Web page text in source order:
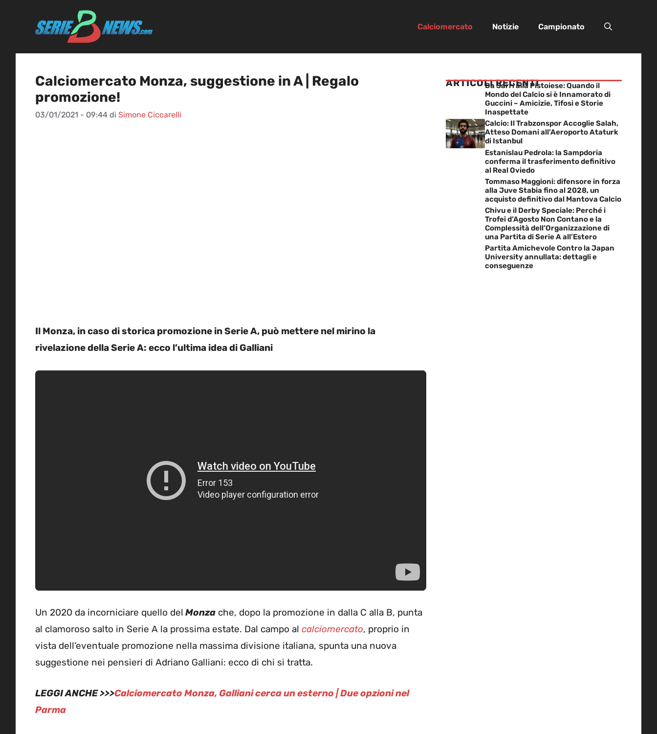
Calciomercato Notizie Campionato
Calciomercato Monza, suggestione in A | Regalo
promozione!
03/01/2021 - 09:44 di Simone Ciccarelli
Il Monza, in caso di storica promozione in Serie A, può mettere nel mirino la
rivelazione della Serie A: ecco l’ultima idea di Galliani
Un 2020 da incorniciare quello del Monza che, dopo la promozione in dalla C alla B, punta
al clamoroso salto in Serie A la prossima estate. Dal campo al calciomercato, proprio in
vista dell’eventuale promozione nella massima divisione italiana, spunta una nuova
suggestione nei pensieri di Adriano Galliani: ecco di chi si tratta.
LEGGI ANCHE >>>Calciomercato Monza, Galliani cerca un esterno | Due opzioni nel
Parma
ARTICOLI RECENTI
Da Sarri alla Pistoiese: Quando il
Mondo del Calcio si è Innamorato di
Guccini – Amicizie, Tifosi e Storie
Inaspettate
Calcio: Il Trabzonspor Accoglie Salah,
Atteso Domani all’Aeroporto Ataturk
di Istanbul
Estanislau Pedrola: la Sampdoria
conferma il trasferimento definitivo
al Real Oviedo
Tommaso Maggioni: difensore in forza
alla Juve Stabia fino al 2028, un
acquisto definitivo dal Mantova Calcio
Chivu e il Derby Speciale: Perché i
Trofei d’Agosto Non Contano e la
Complessità dell’Organizzazione di
una Partita di Serie A all’Estero
Partita Amichevole Contro la Japan
University annullata: dettagli e
conseguenze